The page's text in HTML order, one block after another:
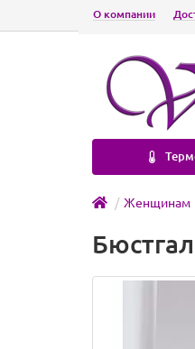
О компании
Женщинам